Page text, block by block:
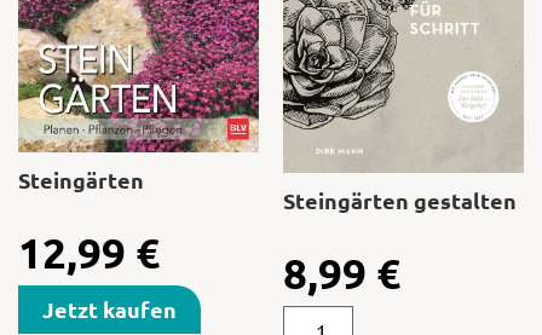
Steingärten
12,99 €
Jetzt kaufen
Steingärten gestalten
8,99 €